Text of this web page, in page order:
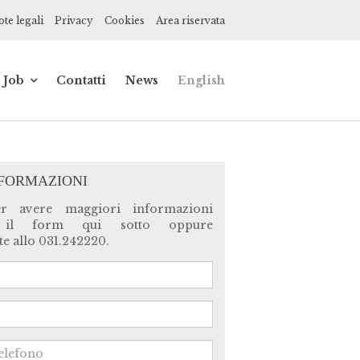
legali Privacy Cookies Area riservata
Job
Contatti News English
avere maggiori informazioni
il form qui sotto oppure
allo 031.242220.